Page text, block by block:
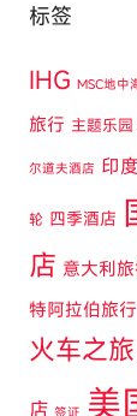
标签
IHG MSC地中
旅行 主题乐园
尔道夫酒店 印
轮 四季酒店
店 意大利
特阿拉伯旅行
火车之旅
店 签证 美